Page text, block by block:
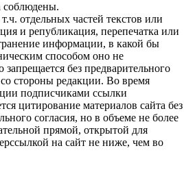
соблюдены.
отдельных частей текстов или
и републикация, перепечатка или
информации, в какой бы
способом оно не
запрещается без предварительного
стороны редакции. Во время
подписчиками ссылки
цитирование материалов сайта без
согласия, но в объеме не более
прямой, открытой для
на сайт не ниже, чем во